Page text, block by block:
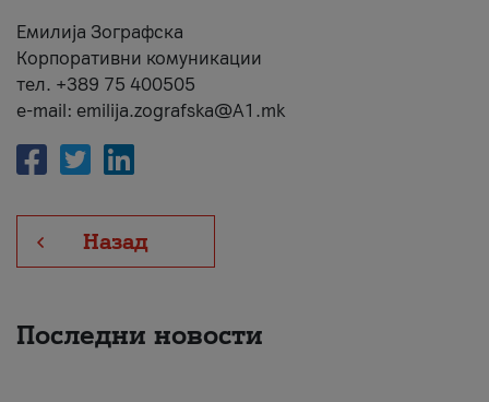
Емилија Зографска
Корпоративни комуникации
тел. +389 75 400505
e-mail: emilija.zografska@A1.mk
Назад
Последни новости